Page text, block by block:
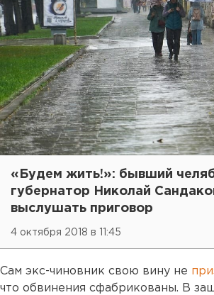
«Будем жить!»: бывший
губернатор Николай
выслушать приговор
4 октября 2018 в 11:45
Сам экс-чиновник свою вину не
что обвинения сфабрикованы. В